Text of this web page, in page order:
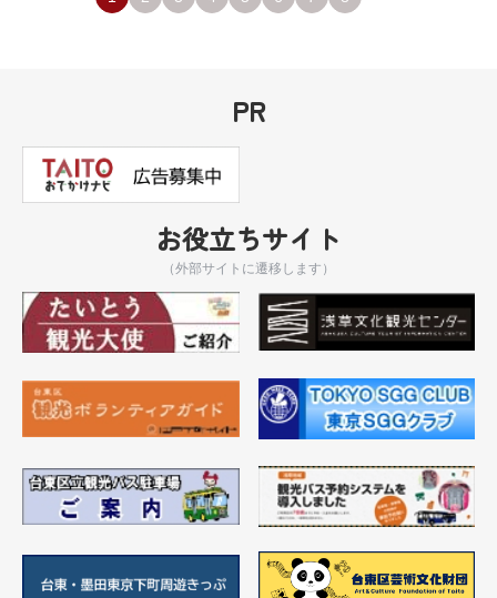
PR
お役立ちサイト
（外部サイトに遷移します）